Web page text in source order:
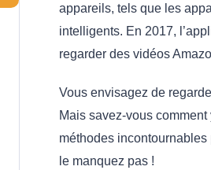
appareils, tels que les
intelligents. En 2017,
regarder des vidéos
Vous envisagez de
Mais savez-vous
méthodes
le manquez pas !